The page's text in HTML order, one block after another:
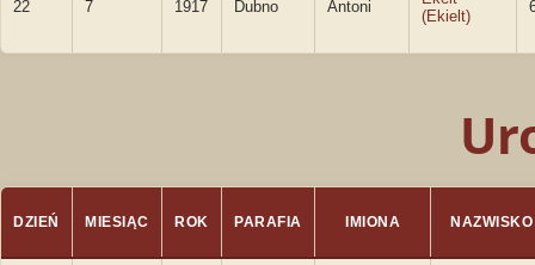
22 7 1917 Dubno Antoni
(Ekielt)
DZIEŃ MIESIĄC ROK PARAFIA IMIONA NAZWISKO